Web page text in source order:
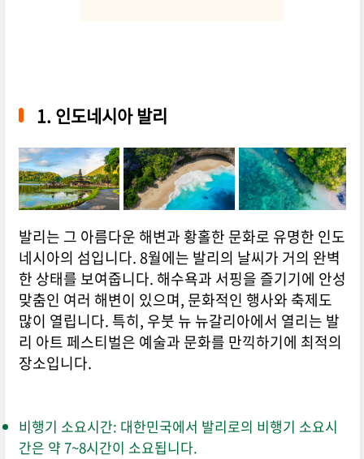
1. 인도네시아 발리
발리는 그 아름다운 해변과 황홀한 문화로 유명한 인도
네시아의 섬입니다. 8월에는 발리의 날씨가 거의 완벽
한 상태를 보여줍니다. 해수욕과 서핑을 즐기기에 안성
맞춤인 여러 해변이 있으며, 문화적인 행사와 축제도
많이 열립니다. 특히, 우붓 뉴 뉴갈리아에서 열리는 발
리 아트 페스티벌은 예술과 문화를 만끽하기에 최적의
장소입니다.
비행기 소요시간: 대한민국에서 발리로의 비행기 소요시
간은 약 7~8시간이 소요됩니다.